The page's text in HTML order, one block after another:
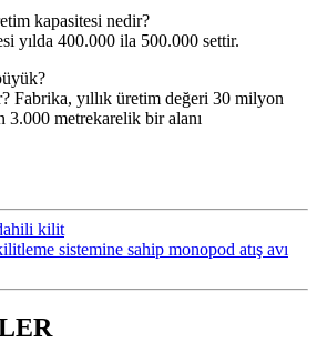
kapasitesi nedir?
yılda 400.000 ila 500.000 settir.
Fabrika, yıllık üretim değeri 30 milyon
metrekarelik bir alanı
kilit
sistemine sahip monopod atış avı